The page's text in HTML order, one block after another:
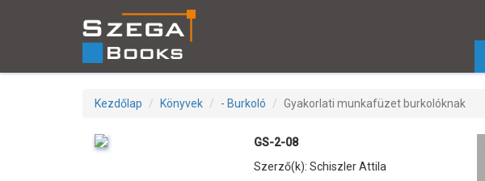
Kezdőlap Könyvek - Burkoló Gyakorlati munkafüzet burkolóknak
GS-2-08
Szerző(k): Schiszler Attila